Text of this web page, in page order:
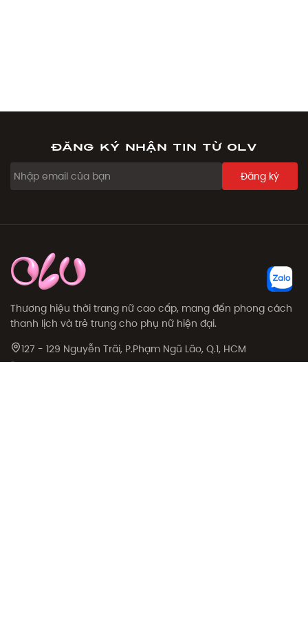
Đăng ký nhận tin từ OLV
Đăng ký
Thương hiệu thời trang nữ cao cấp, mang đến phong cách
thanh lịch và trẻ trung cho phụ nữ hiện đại.
127 - 129 Nguyễn Trãi, P.Phạm Ngũ Lão, Q.1, HCM